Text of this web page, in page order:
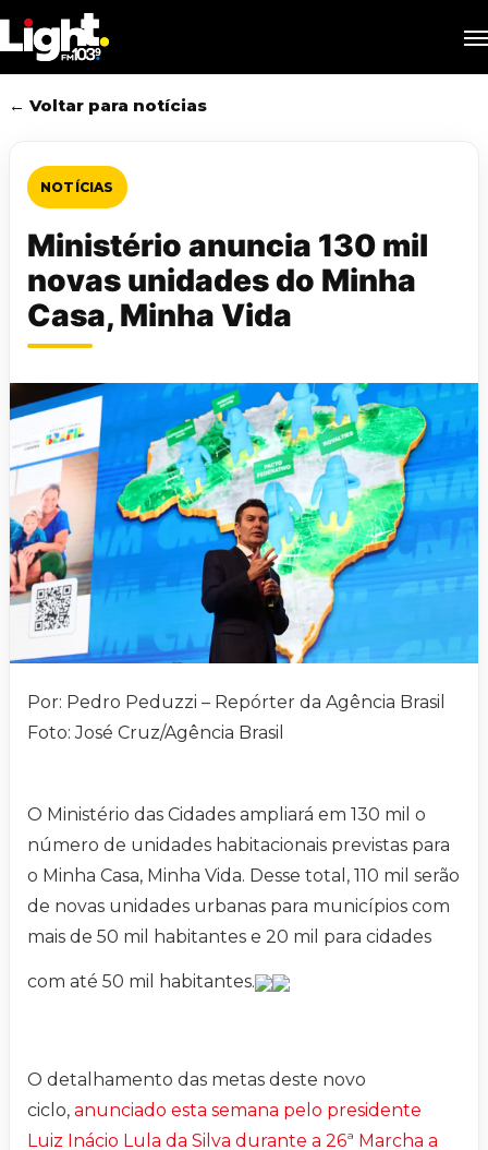
to
main
content
← Voltar para notícias
NOTÍCIAS
Ministério anuncia 130 mil
novas unidades do Minha
Casa, Minha Vida
Por: Pedro Peduzzi – Repórter da Agência Brasil
Foto: José Cruz/Agência Brasil
O Ministério das Cidades ampliará em 130 mil o
número de unidades habitacionais previstas para
o Minha Casa, Minha Vida. Desse total, 110 mil serão
de novas unidades urbanas para municípios com
mais de 50 mil habitantes e 20 mil para cidades
com até 50 mil habitantes.
O detalhamento das metas deste novo
ciclo, anunciado esta semana pelo presidente
Luiz Inácio Lula da Silva durante a 26ª Marcha a